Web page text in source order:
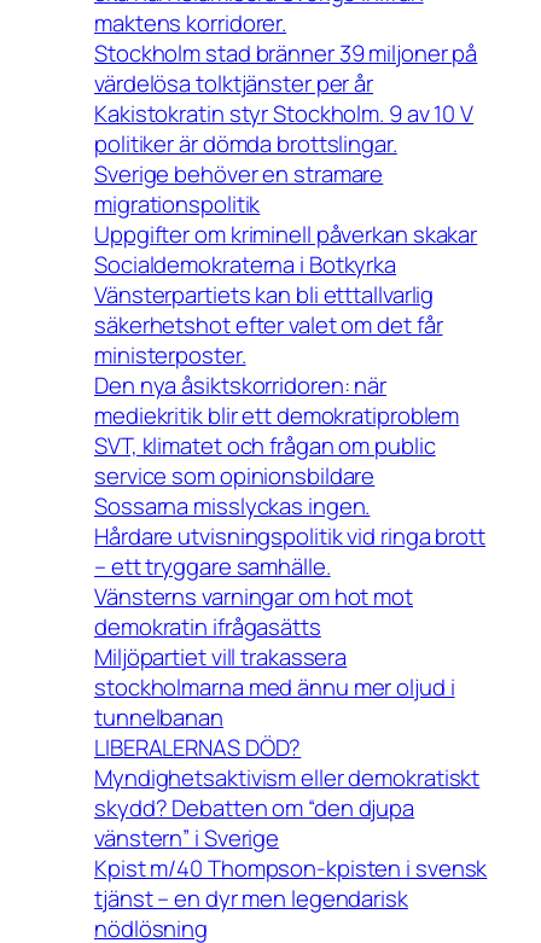
maktens korridorer.
Stockholm stad bränner 39 miljoner på
värdelösa tolktjänster per år
Kakistokratin styr Stockholm. 9 av 10 V
politiker är dömda brottslingar.
Sverige behöver en stramare
migrationspolitik
Uppgifter om kriminell påverkan skakar
Socialdemokraterna i Botkyrka
Vänsterpartiets kan bli etttallvarlig
säkerhetshot efter valet om det får
ministerposter.
Den nya åsiktskorridoren: när
mediekritik blir ett demokratiproblem
SVT, klimatet och frågan om public
service som opinionsbildare
Sossarna misslyckas ingen.
Hårdare utvisningspolitik vid ringa brott
– ett tryggare samhälle.
Vänsterns varningar om hot mot
demokratin ifrågasätts
Miljöpartiet vill trakassera
stockholmarna med ännu mer oljud i
tunnelbanan
LIBERALERNAS DÖD?
Myndighetsaktivism eller demokratiskt
skydd? Debatten om “den djupa
vänstern” i Sverige
Kpist m/40 Thompson-kpisten i svensk
tjänst – en dyr men legendarisk
nödlösning